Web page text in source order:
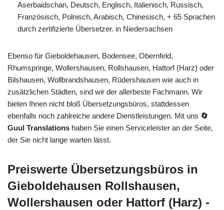
Aserbaidschan, Deutsch, Englisch, Italienisch, Russisch,
Französisch, Polnisch, Arabisch, Chinesisch, + 65 Sprachen
durch zertifizierte Übersetzer. in Niedersachsen
Ebenso für Gieboldehausen, Bodensee, Obernfeld,
Rhumspringe, Wollershausen, Rollshausen, Hattorf (Harz) oder
Bilshausen, Wollbrandshausen, Rüdershausen wie auch in
zusätzlichen Städten, sind wir der allerbeste Fachmann. Wir
bieten Ihnen nicht bloß Übersetzungsbüros, stattdessen
ebenfalls noch zahlreiche andere Dienstleistungen. Mit uns 🔄
Guul Translations haben Sie einen Serviceleister an der Seite,
der Sie nicht lange warten lässt.
Preiswerte Übersetzungsbüros in
Gieboldehausen Rollshausen,
Wollershausen oder Hattorf (Harz) -